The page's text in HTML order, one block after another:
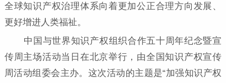
全球知识产权治理体系向着更加公正合理方向发展、
更好增进人类福祉。
中国与世界知识产权组织合作五十周年纪念暨宣
传周主场活动当日在北京举行，由全国知识产权宣传
周活动组委会主办。这次活动的主题是“加强知识产权